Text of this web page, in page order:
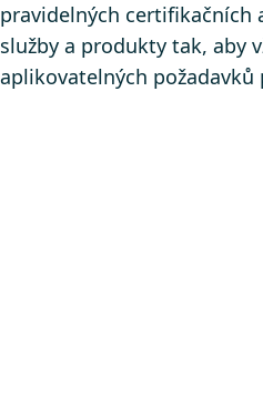
pravidelných certifikačních
služby a produkty tak, aby
aplikovatelných